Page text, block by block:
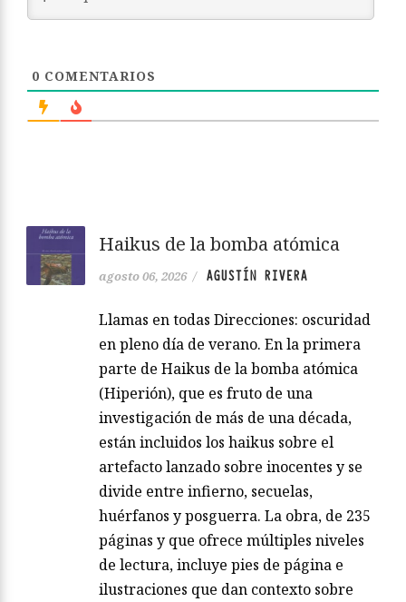
0 COMENTARIOS
Haikus de la bomba atómica
agosto 06, 2026 / AGUSTÍN RIVERA
Llamas en todas Direcciones: oscuridad
en pleno día de verano. En la primera
parte de Haikus de la bomba atómica
(Hiperión), que es fruto de una
investigación de más de una década,
están incluidos los haikus sobre el
artefacto lanzado sobre inocentes y se
divide entre infierno, secuelas,
huérfanos y posguerra. La obra, de 235
páginas y que ofrece múltiples niveles
de lectura, incluye pies de página e
ilustraciones que dan contexto sobre